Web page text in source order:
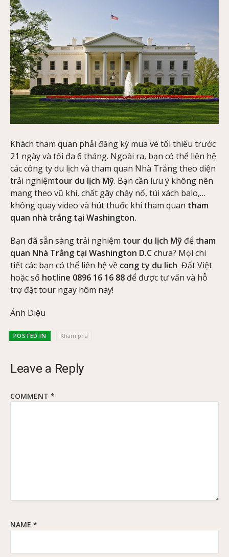
Khách tham quan phải đăng ký mua vé tối thiểu trước
21 ngày và tối đa 6 tháng. Ngoài ra, bạn có thể liên hệ
các công ty du lịch và tham quan Nhà Trắng theo diện
trải nghiệmtour du lịch Mỹ. Bạn cần lưu ý không nên
mang theo vũ khí, chất gây cháy nổ, túi xách balo,…
không quay video và hút thuốc khi tham quan tham
quan nhà trắng tại Washington.
Bạn đã sẵn sàng trải nghiệm tour du lịch Mỹ để tham
quan Nhà Trắng tại Washington D.Cchưa? Mọi chi
tiết các bạn có thể liên hệ về cong ty du lich Đất Việt
hoặc số hotline 0896 16 16 88 để được tư vấn và hỗ
trợ đặt tour ngay hôm nay!
Ánh Diệu
POSTED IN Khám phá
Leave a Reply
COMMENT *
NAME *